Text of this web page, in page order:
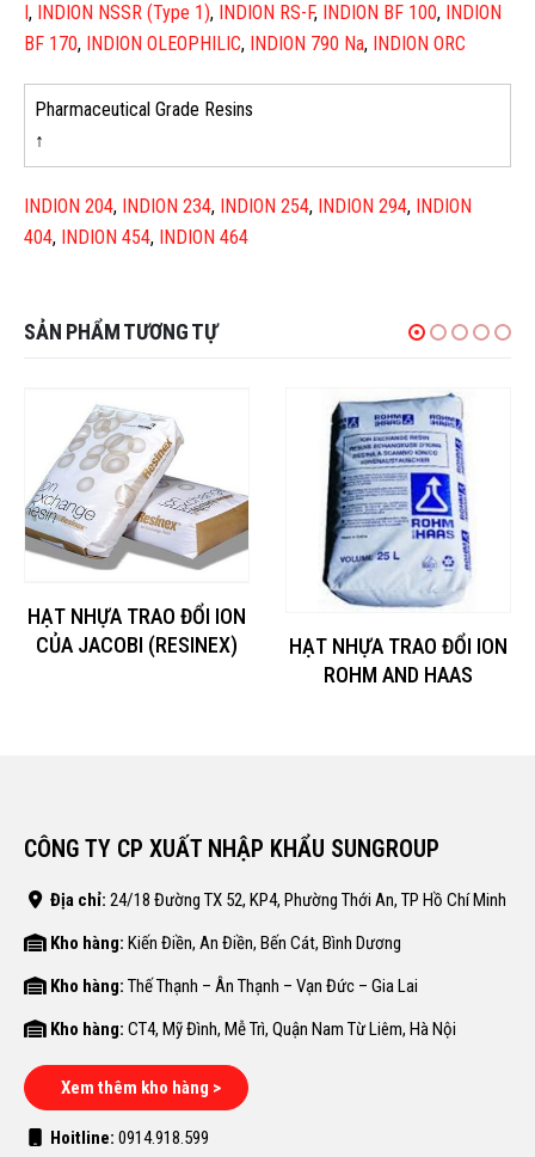
I, INDION NSSR (Type 1), INDION RS-F, INDION BF 100, INDION
BF 170, INDION OLEOPHILIC, INDION 790 Na, INDION ORC
Pharmaceutical Grade Resins
↑
INDION 204, INDION 234, INDION 254, INDION 294, INDION
404, INDION 454, INDION 464
SẢN PHẨM TƯƠNG TỰ
HẠT NHỰA TRAO ĐỔI ION
CỦA JACOBI (RESINEX)
HẠT NHỰA TRAO ĐỔI ION
ROHM AND HAAS
CÔNG TY CP XUẤT NHẬP KHẨU SUNGROUP
Địa chỉ: 24/18 Đường TX 52, KP4, Phường Thới An, TP Hồ Chí Minh
Kho hàng: Kiến Điền, An Điền, Bến Cát, Bình Dương
Kho hàng: Thế Thạnh – Ân Thạnh – Vạn Đức – Gia Lai
Kho hàng: CT4, Mỹ Đình, Mễ Trì, Quận Nam Từ Liêm, Hà Nội
Xem thêm kho hàng >
Hoitline: 0914.918.599